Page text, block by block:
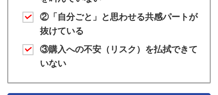
②「自分ごと」と思わせる共感パートが
抜けている
③購入への不安（リスク）を払拭できて
いない